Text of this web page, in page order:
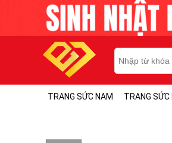
TRANG SỨC NAM TRANG SỨC